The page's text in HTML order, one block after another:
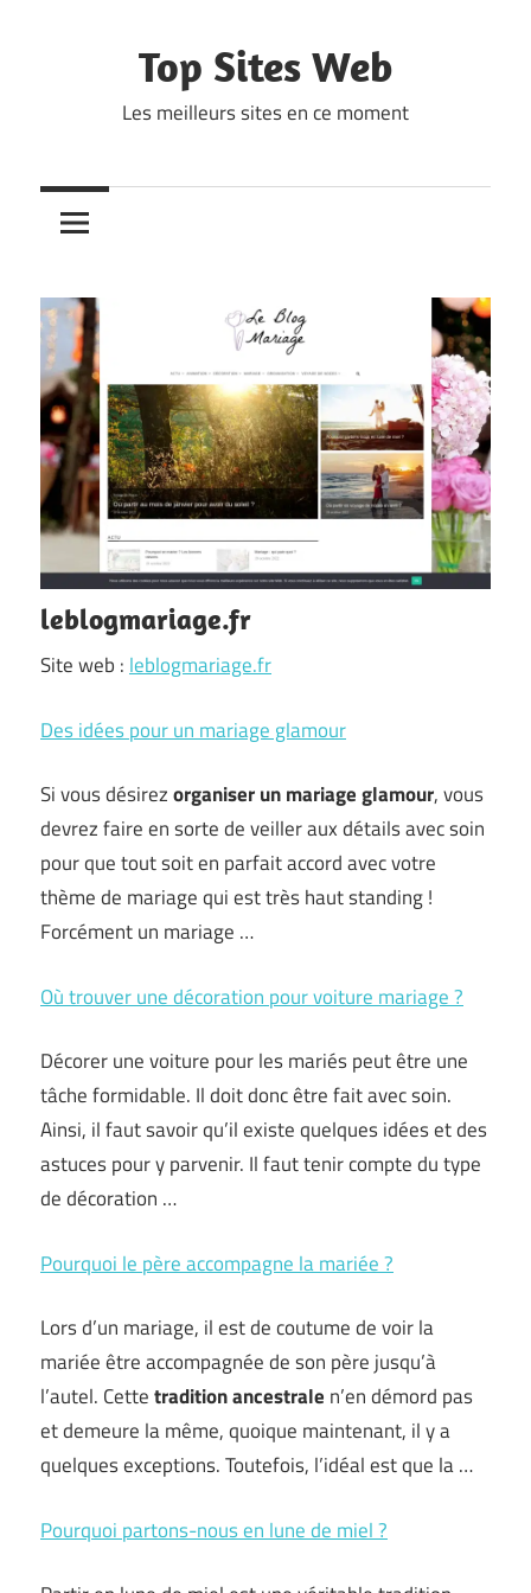
Top Sites Web
Les meilleurs sites en ce moment
leblogmariage.fr
Site web : leblogmariage.fr
Des idées pour un mariage glamour
Si vous désirezorganiser un mariage glamour, vous
devrez faire en sorte de veiller aux détails avec soin
pour que tout soit en parfait accord avec votre
thème de mariage qui est très haut standing !
Forcément un mariage …
Où trouver une décoration pour voiture mariage ?
Décorer une voiture pour les mariés peut être une
tâche formidable. Il doit donc être fait avec soin.
Ainsi, il faut savoir qu’il existe quelques idées et des
astuces pour y parvenir. Il faut tenir compte du type
de décoration …
Pourquoi le père accompagne la mariée ?
Lors d’un mariage, il est de coutume de voir la
mariée être accompagnée de son père jusqu’à
l’autel. Cettetradition ancestrale n’en démord pas
et demeure la même, quoique maintenant, il y a
quelques exceptions. Toutefois, l’idéal est que la …
Pourquoi partons-nous en lune de miel ?